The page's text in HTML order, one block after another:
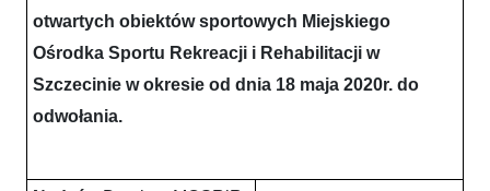
otwartych obiektów sportowych Miejskiego
Ośrodka Sportu Rekreacji i Rehabilitacji w
Szczecinie w okresie od dnia 18 maja 2020r. do
odwołania.